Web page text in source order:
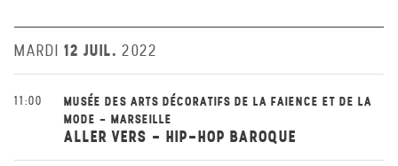
MARDI 12 JUIL. 2022
11:00
MUSÉE DES ARTS DÉCORATIFS DE LA FAIENCE ET DE LA
MODE - MARSEILLE
ALLER VERS - HIP-HOP BAROQUE